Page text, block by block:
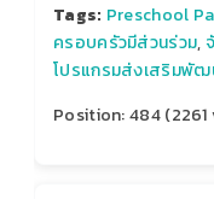
Tags: Preschool
ครอบครัวมีส่วนร่วม,
โปรแกรมส่งเสริมพัฒ
Position:484(2261